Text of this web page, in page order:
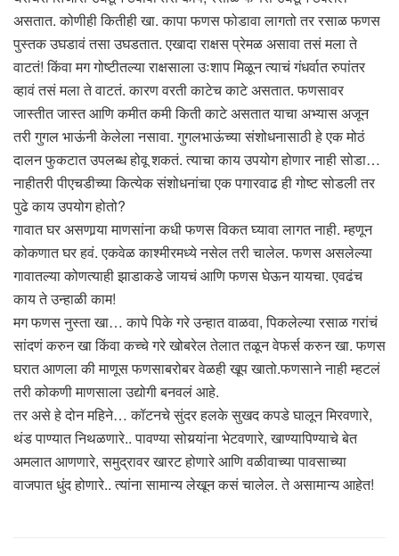
असतात. कोणीही कितीही खा. कापा फणस फोडावा लागतो तर रसाळ फणस
पुस्तक उघडावं तसा उघडतात. एखादा राक्षस प्रेमळ असावा तसं मला ते
वाटतं! किंवा मग गोष्टीतल्या राक्षसाला उःशाप मिळून त्याचं गंधर्वात रुपांतर
व्हावं तसं मला ते वाटतं. कारण वरती काटेच काटे असतात. फणसावर
जास्तीत जास्त आणि कमीत कमी किती काटे असतात याचा अभ्यास अजून
तरी गुगल भाऊंनी केलेला नसावा. गुगलभाऊंच्या संशोधनासाठी हे एक मोठं
दालन फुकटात उपलब्ध होवू शकतं. त्याचा काय उपयोग होणार नाही सोडा…
नाहीतरी पीएचडीच्या कित्येक संशोधनांचा एक पगारवाढ ही गोष्ट सोडली तर
पुढे काय उपयोग होतो?
गावात घर असणार्‍या माणसांना कधी फणस विकत घ्यावा लागत नाही. म्हणून
कोकणात घर हवं. एकवेळ काश्मीरमध्ये नसेल तरी चालेल. फणस असलेल्या
गावातल्या कोणत्याही झाडाकडे जायचं आणि फणस घेऊन यायचा. एवढंच
काय ते उन्हाळी काम!
मग फणस नुस्ता खा… कापे पिके गरे उन्हात वाळवा, पिकलेल्या रसाळ गरांचं
सांदणं करुन खा किंवा कच्चे गरे खोबरेल तेलात तळून वेफर्स करुन खा. फणस
घरात आणला की माणूस फणसाबरोबर वेळही खूप खातो.फणसाने नाही म्हटलं
तरी कोकणी माणसाला उद्योगी बनवलं आहे.
तर असे हे दोन महिने… कॉटनचे सुंदर हलके सुखद कपडे घालून मिरवणारे,
थंड पाण्यात निथळणारे.. पावण्या सोयर्‍यांना भेटवणारे, खाण्यापिण्याचे बेत
अमलात आणणारे, समुद्रावर खारट होणारे आणि वळीवाच्या पावसाच्या
वाजपात धुंद होणारे.. त्यांना सामान्य लेखून कसं चालेल. ते असामान्य आहेत!